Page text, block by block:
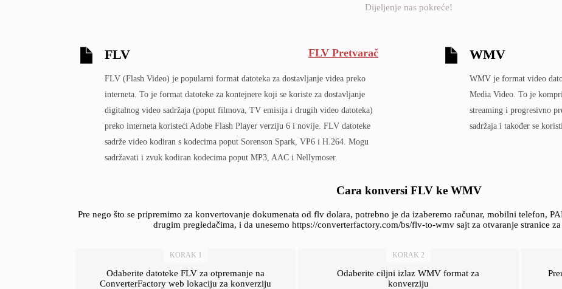
Dijeljenje nas pokreće!
FLV FLV Pretvarač
FLV (Flash Video) je popularni format datoteka za dostavljanje videa preko
interneta. To je format datoteke za kontejnere koji se koriste za dostavljanje
digitalnog video sadržaja (poput filmova, TV emisija i drugih video datoteka)
preko interneta koristeći Adobe Flash Player verziju 6 i novije. FLV datoteke
sadrže video kodiran s kodecima poput Sorenson Spark, VP6 i H.264. Mogu
sadržavati i zvuk kodiran kodecima poput MP3, AAC i Nellymoser.
WMV
WMV je format video
Media Video. To je
streaming i progresivno
sadržaja i također se
Cara konversi FLV ke WMV
Pre nego što se pripremimo za konvertovanje dokumenata od flv dolara, potrebno je da izaberemo računar, mobilni telefon,
drugim pregledačima, i da unesemo https://converterfactory.com/bs/flv-to-wmv sajt za otvaranje stranice
KORAK 1
Odaberite datoteke FLV za otpremanje na
ConverterFactory web lokaciju za konverziju
KORAK 2
Odaberite ciljni izlaz WMV format za
konverziju